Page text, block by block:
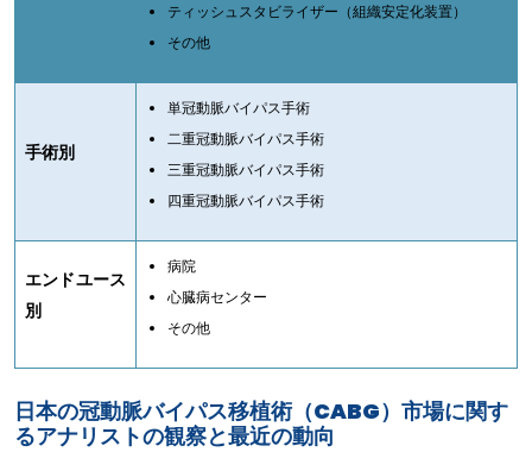
ティッシュスタビライザー（組織安定化装置）
その他
手術別
単冠動脈バイパス手術
二重冠動脈バイパス手術
三重冠動脈バイパス手術
四重冠動脈バイパス手術
エンドユース
別
病院
心臓病センター
その他
日本の冠動脈バイパス移植術（CABG）市場に関す
るアナリストの観察と最近の動向